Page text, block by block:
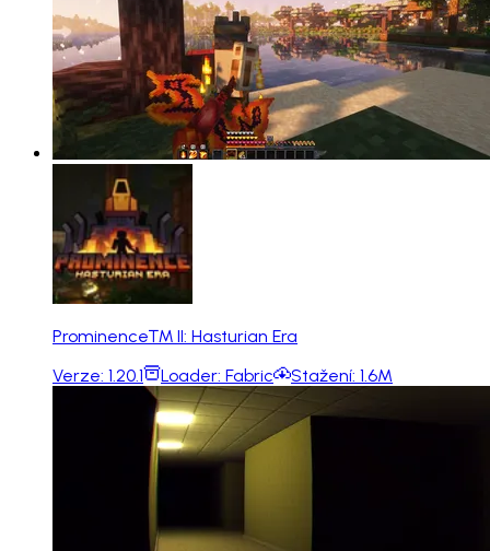
Prominence™ II: Hasturian Era
Verze: 1.20.1 Loader: Fabric Stažení: 1.6M